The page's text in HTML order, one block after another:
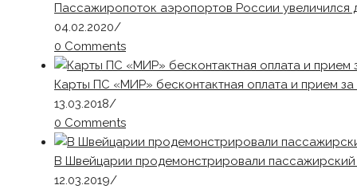
Пассажиропоток аэропортов России увеличился
04.02.2020/
0 Comments
Карты ПС «МИР» бесконтактная оплата и прием за
13.03.2018/
0 Comments
В Швейцарии продемонстрировали
12.03.2019/